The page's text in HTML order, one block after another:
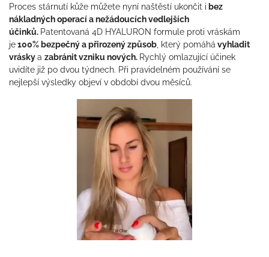
Proces stárnutí kůže můžete nyní naštěstí ukončit i bez
nákladných operací a nežádoucích vedlejších
účinků. Patentovaná 4D HYALURON formule proti vráskám
je100% bezpečný a přirozený způsob , který pomáhá vyhladit
vráskya zabránit vzniku nových. Rychlý omlazující účinek
uvidíte již po dvou týdnech. Při pravidelném používání se
nejlepší výsledky objeví v období dvou měsíců.